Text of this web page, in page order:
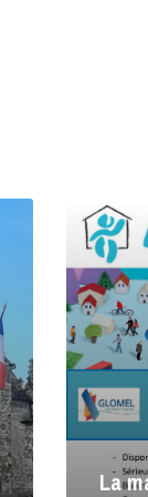
La
Lire
suite